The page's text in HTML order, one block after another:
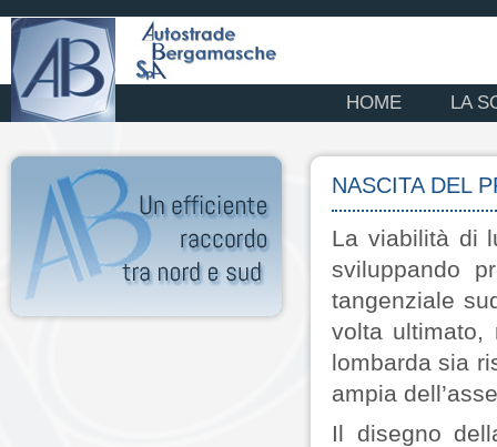
HOME LA
NASCITA DEL
La viabilità di
sviluppando
tangenziale
volta ultimato,
lombarda sia
ampia
Il disegno